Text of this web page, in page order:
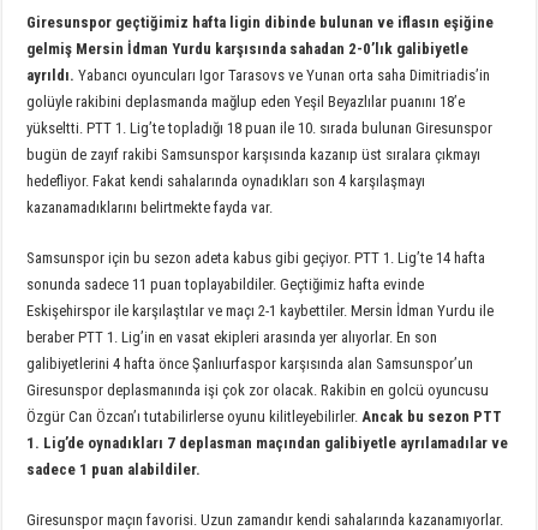
Giresunspor geçtiğimiz hafta ligin dibinde bulunan ve iflasın eşiğine
gelmiş Mersin İdman Yurdu karşısında sahadan 2-0’lık galibiyetle
ayrıldı. Yabancı oyuncuları Igor Tarasovs ve Yunan orta saha Dimitriadis’in
golüyle rakibini deplasmanda mağlup eden Yeşil Beyazlılar puanını 18’e
yükseltti. PTT 1. Lig’te topladığı 18 puan ile 10. sırada bulunan Giresunspor
bugün de zayıf rakibi Samsunspor karşısında kazanıp üst sıralara çıkmayı
hedefliyor. Fakat kendi sahalarında oynadıkları son 4 karşılaşmayı
kazanamadıklarını belirtmekte fayda var.
Samsunspor için bu sezon adeta kabus gibi geçiyor. PTT 1. Lig’te 14 hafta
sonunda sadece 11 puan toplayabildiler. Geçtiğimiz hafta evinde
Eskişehirspor ile karşılaştılar ve maçı 2-1 kaybettiler. Mersin İdman Yurdu ile
beraber PTT 1. Lig’in en vasat ekipleri arasında yer alıyorlar. En son
galibiyetlerini 4 hafta önce Şanlıurfaspor karşısında alan Samsunspor’un
Giresunspor deplasmanında işi çok zor olacak. Rakibin en golcü oyuncusu
Özgür Can Özcan’ı tutabilirlerse oyunu kilitleyebilirler. Ancak bu sezon PTT
1. Lig’de oynadıkları 7 deplasman maçından galibiyetle ayrılamadılar ve
sadece 1 puan alabildiler.
Giresunspor maçın favorisi. Uzun zamandır kendi sahalarında kazanamıyorlar.